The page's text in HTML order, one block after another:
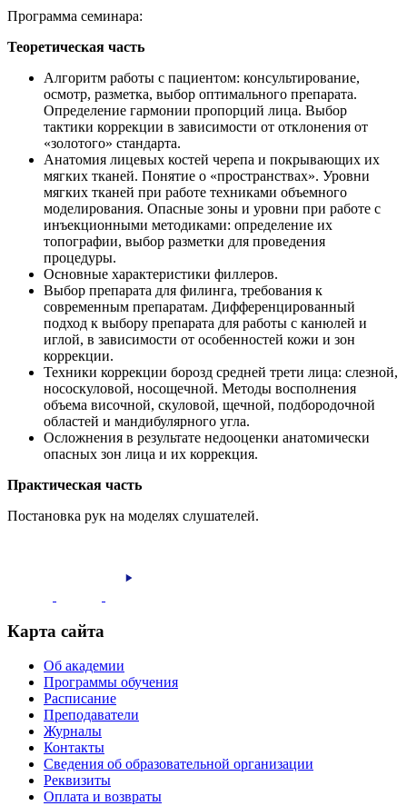
Программа семинара:
Теоретическая часть
Алгоритм работы с пациентом: консультирование,
осмотр, разметка, выбор оптимального препарата.
Определение гармонии пропорций лица. Выбор
тактики коррекции в зависимости от отклонения от
«золотого» стандарта.
Анатомия лицевых костей черепа и покрывающих их
мягких тканей. Понятие о «пространствах». Уровни
мягких тканей при работе техниками объемного
моделирования. Опасные зоны и уровни при работе с
инъекционными методиками: определение их
топографии, выбор разметки для проведения
процедуры.
Основные характеристики филлеров.
Выбор препарата для филинга, требования к
современным препаратам. Дифференцированный
подход к выбору препарата для работы с канюлей и
иглой, в зависимости от особенностей кожи и зон
коррекции.
Техники коррекции борозд средней трети лица: слезной,
нососкуловой, носощечной. Методы восполнения
объема височной, скуловой, щечной, подбородочной
областей и мандибулярного угла.
Осложнения в результате недооценки анатомически
опасных зон лица и их коррекция.
Практическая часть
Постановка рук на моделях слушателей.
Карта сайта
Об академии
Программы обучения
Расписание
Преподаватели
Журналы
Контакты
Сведения об образовательной организации
Реквизиты
Оплата и возвраты